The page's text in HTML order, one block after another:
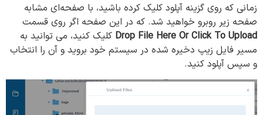
زمانی که روی گزینه آپلود کلیک کرده باشید، با صفحه‌ای مشابه
صفحه زیر روبرو خواهید شد. که در این صفحه اگر روی قسمت
Drop File Here Or Click To Upload کلیک کنید، می توانید به
مسیر فایل زیپ دخیره شده در سیستم خود بروید و آن را انتخاب
و سپس آپلود کنید.